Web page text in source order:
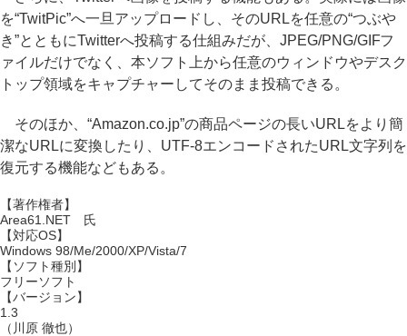
を“TwitPic”へ一旦アップロードし、そのURLを任意の“つぶや
き”とともにTwitterへ投稿する仕組みだが、JPEG/PNG/GIFフ
ァイルだけでなく、本ソフト上から任意のウィンドウやデスク
トップ領域をキャプチャーしてそのまま投稿できる。
そのほか、“Amazon.co.jp”の商品ページの長いURLをより簡
潔なURLに変換したり、UTF-8エンコードされたURL文字列を
復元する機能などもある。
【著作権者】
Area61.NET 氏
【対応OS】
Windows 98/Me/2000/XP/Vista/7
【ソフト種別】
フリーソフト
【バージョン】
1.3
（川原 徹也）